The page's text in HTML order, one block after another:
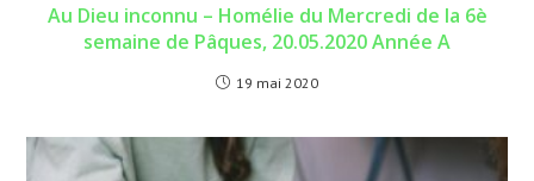
Au Dieu inconnu – Homélie du Mercredi de la 6è
semaine de Pâques, 20.05.2020 Année A
19 mai 2020